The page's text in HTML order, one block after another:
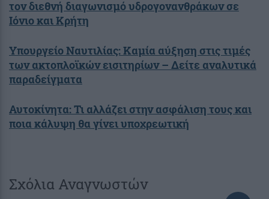
τον διεθνή διαγωνισμό υδρογονανθράκων σε
Ιόνιο και Κρήτη
Υπουργείο Ναυτιλίας: Καμία αύξηση στις τιμές
των ακτοπλοϊκών εισιτηρίων – Δείτε αναλυτικά
παραδείγματα
Αυτοκίνητα: Τι αλλάζει στην ασφάλιση τους και
ποια κάλυψη θα γίνει υποχρεωτική
Σχόλια Αναγνωστών